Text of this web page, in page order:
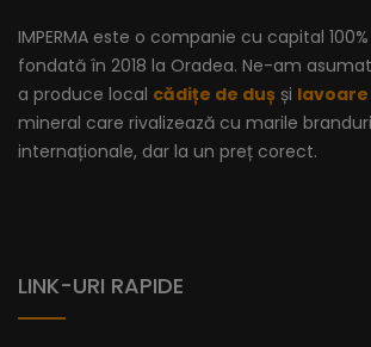
IMPERMA este o companie cu capital
fondată în 2018 la Oradea. Ne-am
a produce local cădițe de duș și lavoare
mineral care rivalizează cu marile branduri
internaționale, dar la un preț corect.
LINK-URI RAPIDE